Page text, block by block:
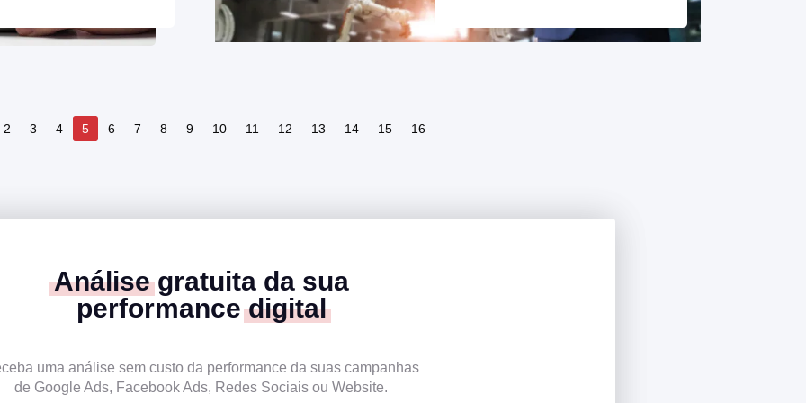
2 3 4 5 6 7 8 9 10 11 12 13 14 15 16
Análisegratuita da sua
performancedigital
uma análise sem custo da performance da suas campanhas
de Google Ads, Facebook Ads, Redes Sociais ou Website.